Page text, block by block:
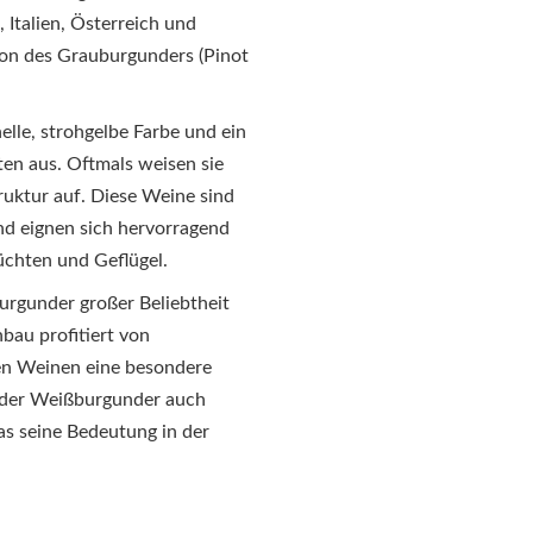
Italien, Österreich und
des Grauburgunders (Pinot
strohgelbe Farbe und ein
aus. Oftmals weisen sie
auf. Diese Weine sind
eignen sich hervorragend
und Geflügel.
großer Beliebtheit
profitiert von
Weinen eine besondere
Weißburgunder auch
seine Bedeutung in der